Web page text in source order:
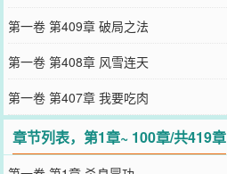
第一卷 第409章 破局之法
第一卷 第408章 风雪连天
第一卷 第407章 我要吃肉
章节列表，第1章~ 100章/共419章